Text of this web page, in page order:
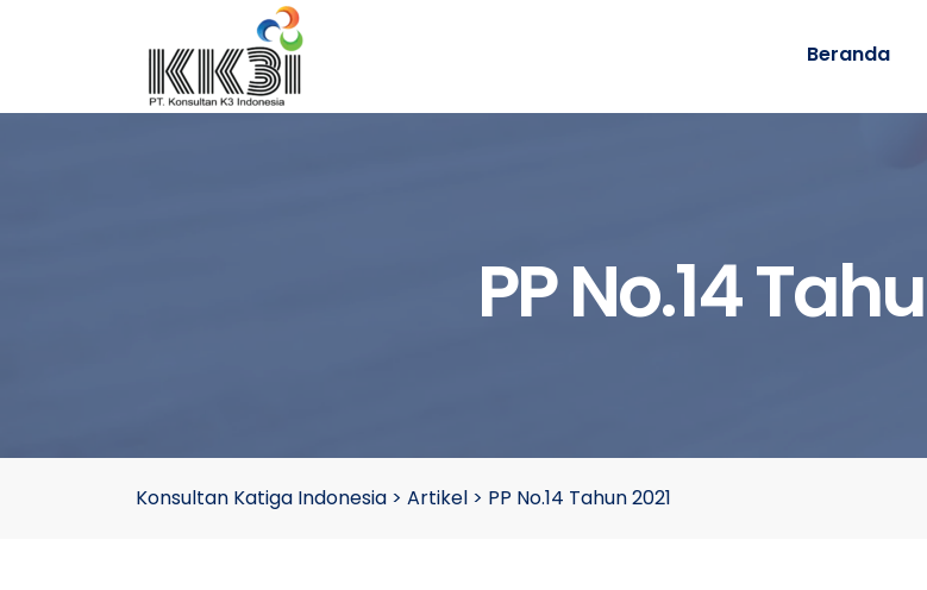
Beranda
PP No.14
Konsultan Katiga Indonesia > Artikel > PP No.14 Tahun 2021